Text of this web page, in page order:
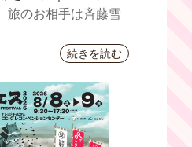
の隠れ家・角打
の名物を堪能！三
そ食べたい絶品四
旅のお相手は斉藤雪
毎週土曜夕方6:30～
た先の土地を歩い
景を味わい、そし
いの中から感じたこ
の”旅番組です。
続きを読む